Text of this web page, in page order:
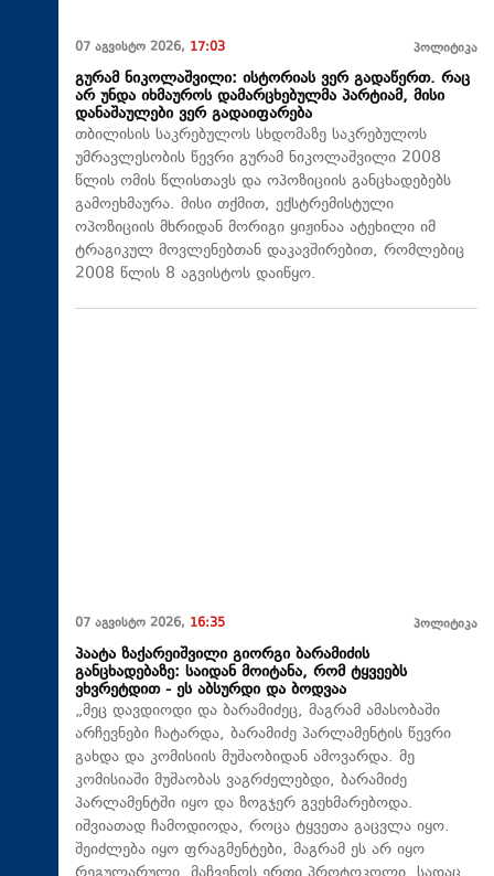
07 აგვისტო 2026, 17:03 პოლიტიკა
გურამ ნიკოლაშვილი: ისტორიას ვერ გადაწერთ. რაც
არ უნდა იხმაუროს დამარცხებულმა პარტიამ, მისი
დანაშაულები ვერ გადაიფარება
თბილისის საკრებულოს სხდომაზე საკრებულოს
უმრავლესობის წევრი გურამ ნიკოლაშვილი 2008
წლის ომის წლისთავს და ოპოზიციის განცხადებებს
გამოეხმაურა. მისი თქმით, ექსტრემისტული
ოპოზიციის მხრიდან მორიგი ყიჟინაა ატეხილი იმ
ტრაგიკულ მოვლენებთან დაკავშირებით, რომლებიც
2008 წლის 8 აგვისტოს დაიწყო.
07 აგვისტო 2026, 16:35 პოლიტიკა
პაატა ზაქარეიშვილი გიორგი ბარამიძის
განცხადებაზე: საიდან მოიტანა, რომ ტყვეებს
ვხვრეტდით - ეს აბსურდი და ბოდვაა
„მეც დავდიოდი და ბარამიძეც, მაგრამ ამასობაში
არჩევნები ჩატარდა, ბარამიძე პარლამენტის წევრი
გახდა და კომისიის მუშაობიდან ამოვარდა. მე
კომისიაში მუშაობას ვაგრძელებდი, ბარამიძე
პარლამენტში იყო და ზოგჯერ გვეხმარებოდა.
იშვიათად ჩამოდიოდა, როცა ტყვეთა გაცვლა იყო.
შეიძლება იყო ფრაგმენტები, მაგრამ ეს არ იყო